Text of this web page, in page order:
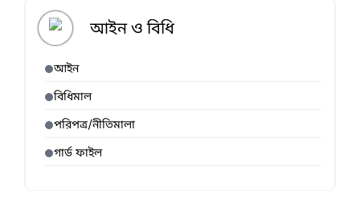
আইন ও বিধি
আইন
বিধিমাল
পরিপত্র/নীতিমালা
গার্ড ফাইল